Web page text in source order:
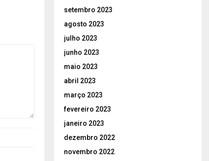
setembro 2023
agosto 2023
julho 2023
junho 2023
maio 2023
abril 2023
março 2023
fevereiro 2023
janeiro 2023
dezembro 2022
novembro 2022